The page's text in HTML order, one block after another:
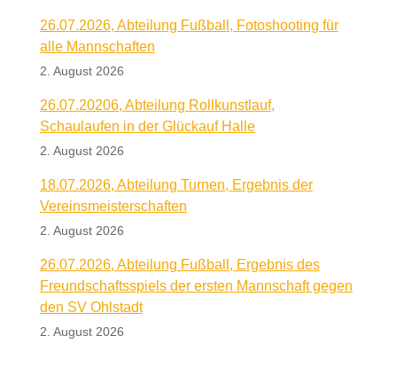
26.07.2026, Abteilung Fußball, Fotoshooting für
alle Mannschaften
2. August 2026
26.07.20206, Abteilung Rollkunstlauf,
Schaulaufen in der Glückauf Halle
2. August 2026
18.07.2026, Abteilung Turnen, Ergebnis der
Vereinsmeisterschaften
2. August 2026
26.07.2026, Abteilung Fußball, Ergebnis des
Freundschaftsspiels der ersten Mannschaft gegen
den SV Ohlstadt
2. August 2026